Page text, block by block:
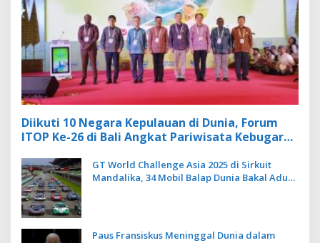
Diikuti 10 Negara Kepulauan di Dunia, Forum
ITOP Ke-26 di Bali Angkat Pariwisata Kebugaran
GT World Challenge Asia 2025 di Sirkuit
Mandalika, 34 Mobil Balap Dunia Bakal Adu
Paus Fransiskus Meninggal Dunia dalam